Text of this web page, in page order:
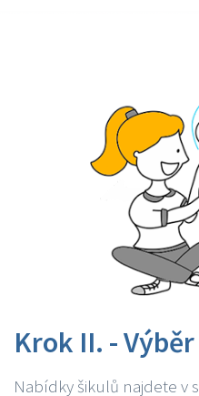
Krok II. -
Nabídky šikulů najdete v